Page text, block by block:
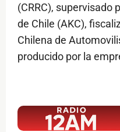
(CRRC), supervisado
de Chile (AKC),
Chilena de
producido por la